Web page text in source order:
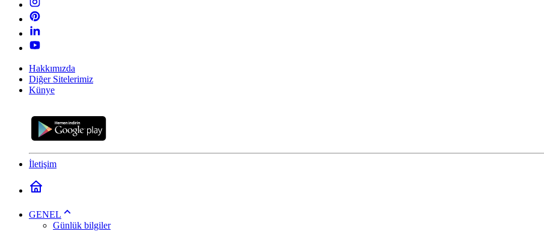
Hakkımızda
Diğer Sitelerimiz
Künye
İletişim
GENEL
Günlük bilgiler